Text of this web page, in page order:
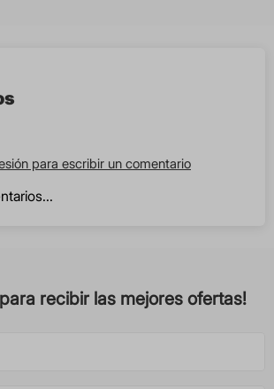
para escribir un comentario
recibir las mejores ofertas!